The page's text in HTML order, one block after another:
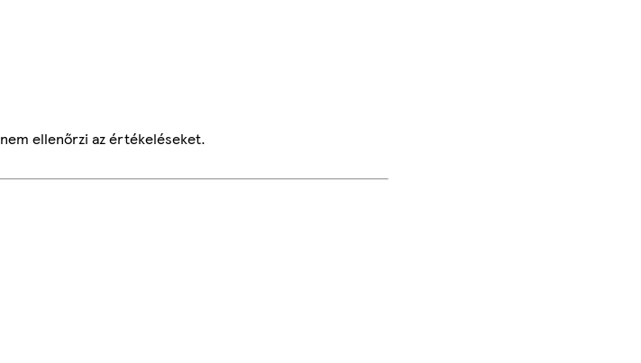
ellenőrzi az értékeléseket.